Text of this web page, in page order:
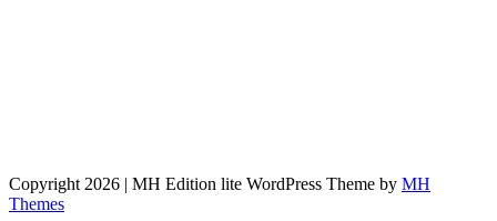
Copyright 2026 | MH Edition lite WordPress Theme by MH
Themes